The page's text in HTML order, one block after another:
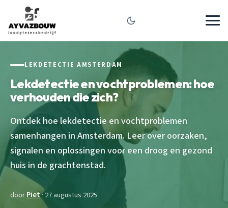
LEKDETECTIE AMSTERDAM
Lekdetectie en vochtproblemen: hoe
verhouden die zich?
Ontdek hoe lekdetectie en vochtproblemen
samenhangen in Amsterdam. Leer over oorzaken,
signalen en oplossingen voor een droog en gezond
huis in de grachtenstad.
doorPiet· 27 augustus 2025